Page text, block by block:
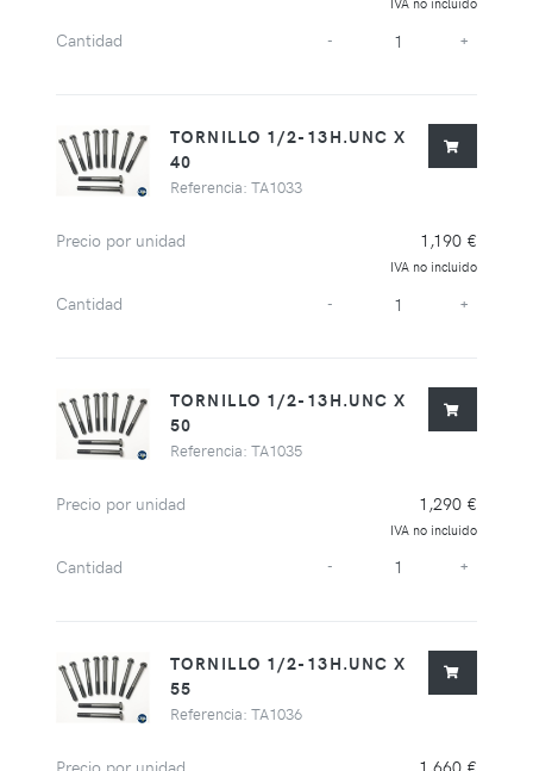
Cantidad - +
TORNILLO 1/2-13H.UNC X
40
Referencia: TA1033
Precio por unidad 1,190 €
IVA no incluido
Cantidad - +
TORNILLO 1/2-13H.UNC X
50
Referencia: TA1035
Precio por unidad 1,290 €
IVA no incluido
Cantidad - +
TORNILLO 1/2-13H.UNC X
55
Referencia: TA1036
Precio por unidad 1,660 €